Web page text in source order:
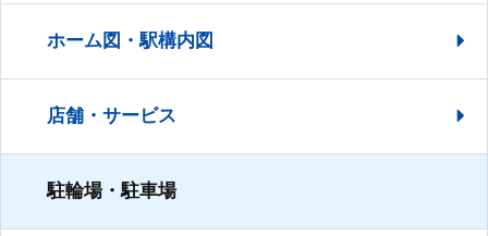
ホーム図・駅構内図
店舗・サービス
駐輪場・駐車場